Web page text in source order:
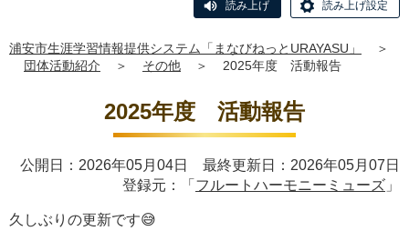
読み上げ 読み上げ設定
浦安市生涯学習情報提供システム「まなびねっとURAYASU」
＞
団体活動紹介
＞ その他 ＞ 2025年度 活動報告
2025年度 活動報告
公開日：2026年05月04日 最終更新日：2026年05月07日
登録元：「 フルートハーモニーミューズ 」
久しぶりの更新です😅